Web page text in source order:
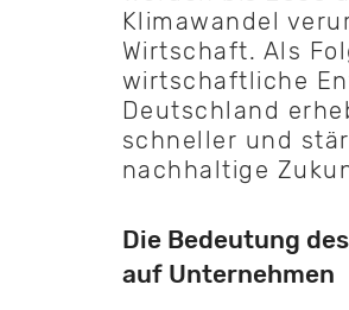
Klimawandel
Wirtschaft. Als
wirtschaftliche
Deutschland
schneller und
nachhaltige
Die Bedeutung
auf Unternehmen